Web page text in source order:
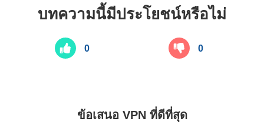
บทความนี้มีประโยชน์หรือไม่
0 0
ข้อเสนอ VPN ที่ดีที่สุด